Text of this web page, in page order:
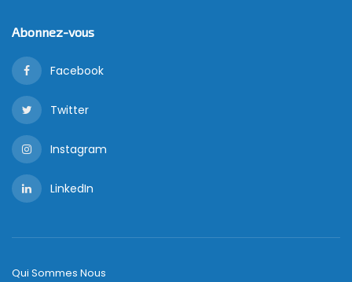
Abonnez-vous
Facebook
Twitter
Instagram
LinkedIn
Qui Sommes Nous